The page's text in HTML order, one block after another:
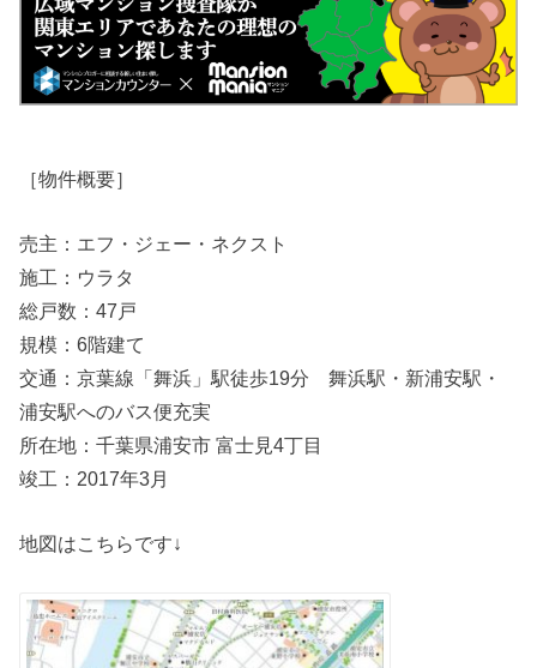
［物件概要］
売主：エフ・ジェー・ネクスト
施工：ウラタ
総戸数：47戸
規模：6階建て
交通：京葉線「舞浜」駅徒歩19分 舞浜駅・新浦安駅・
浦安駅へのバス便充実
所在地：千葉県浦安市 富士見4丁目
竣工：2017年3月
地図はこちらです↓